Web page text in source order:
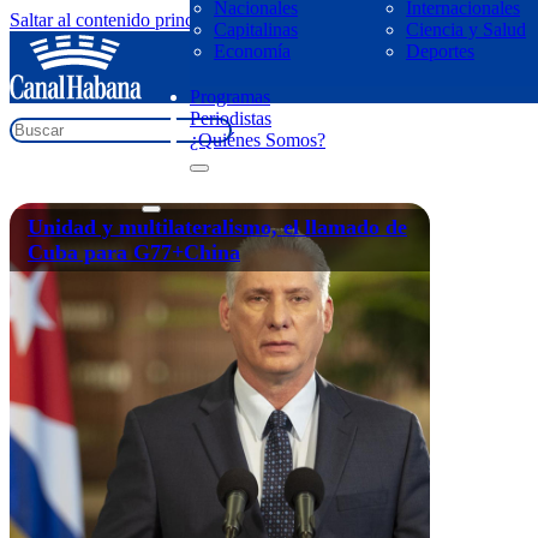
Saltar al contenido principal Saltar al pie de página
Nacionales Internacionales
Capitalinas
Ciencia y Salud
Economía
Deportes
Programas
Periodistas
¿Quiénes Somos?
regresar
Unidad y multilateralismo
Unidad y multilateralismo, el llamado de
Cuba para G77+China